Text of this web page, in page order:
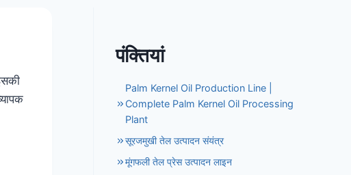
पंक्तियां
Palm Kernel Oil Production Line |
Complete Palm Kernel Oil Processing
Plant
सूरजमुखी तेल उत्पादन संयंत्र
मूंगफली तेल प्रेस उत्पादन लाइन